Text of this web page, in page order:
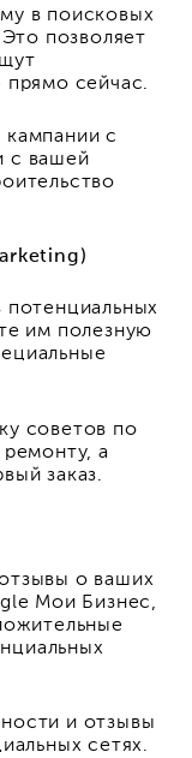
в поисковых
позволяет
прямо сейчас.
с
с вашей
потенциальных
им полезную
советов по
ремонту, а
заказ.
о ваших
Мои Бизнес,
и отзывы
сетях.